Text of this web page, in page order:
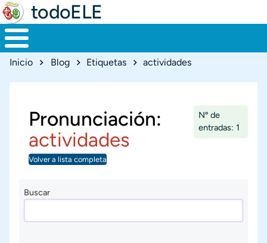
todoELE
Ruta de navegación
Inicio Blog Etiquetas actividades
Pronunciación:
actividades
Nº de
entradas: 1
Volver a lista completa
Buscar